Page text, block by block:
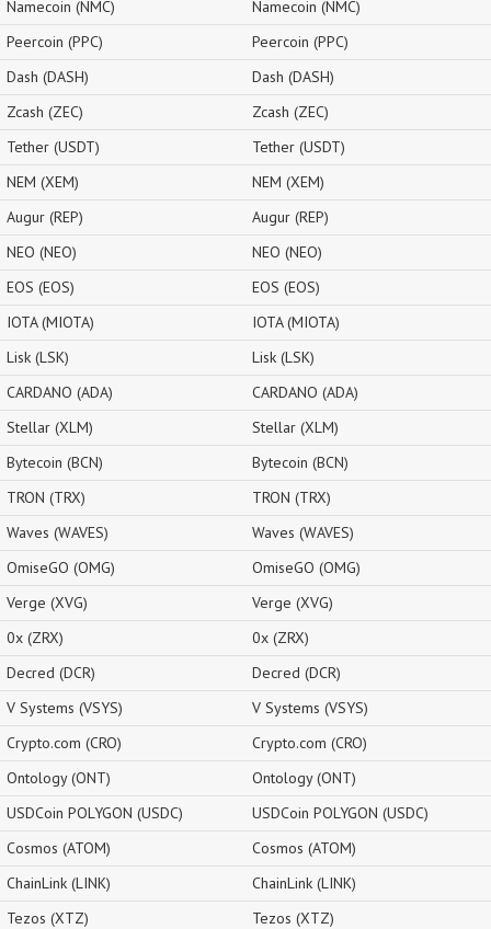
Namecoin (NMC)
Peercoin (PPC)
Dash (DASH)
Zcash (ZEC)
Tether (USDT)
NEM (XEM)
Augur (REP)
NEO (NEO)
EOS (EOS)
IOTA (MIOTA)
Lisk (LSK)
CARDANO (ADA)
Stellar (XLM)
Bytecoin (BCN)
TRON (TRX)
Waves (WAVES)
OmiseGO (OMG)
Verge (XVG)
0x (ZRX)
Decred (DCR)
V Systems (VSYS)
Crypto.com (CRO)
Ontology (ONT)
USDCoin POLYGON (USDC)
Cosmos (ATOM)
ChainLink (LINK)
Tezos (XTZ)
Namecoin (NMC)
Peercoin (PPC)
Dash (DASH)
Zcash (ZEC)
Tether (USDT)
NEM (XEM)
Augur (REP)
NEO (NEO)
EOS (EOS)
IOTA (MIOTA)
Lisk (LSK)
CARDANO (ADA)
Stellar (XLM)
Bytecoin (BCN)
TRON (TRX)
Waves (WAVES)
OmiseGO (OMG)
Verge (XVG)
0x (ZRX)
Decred (DCR)
V Systems (VSYS)
Crypto.com (CRO)
Ontology (ONT)
USDCoin POLYGON (USDC)
Cosmos (ATOM)
ChainLink (LINK)
Tezos (XTZ)